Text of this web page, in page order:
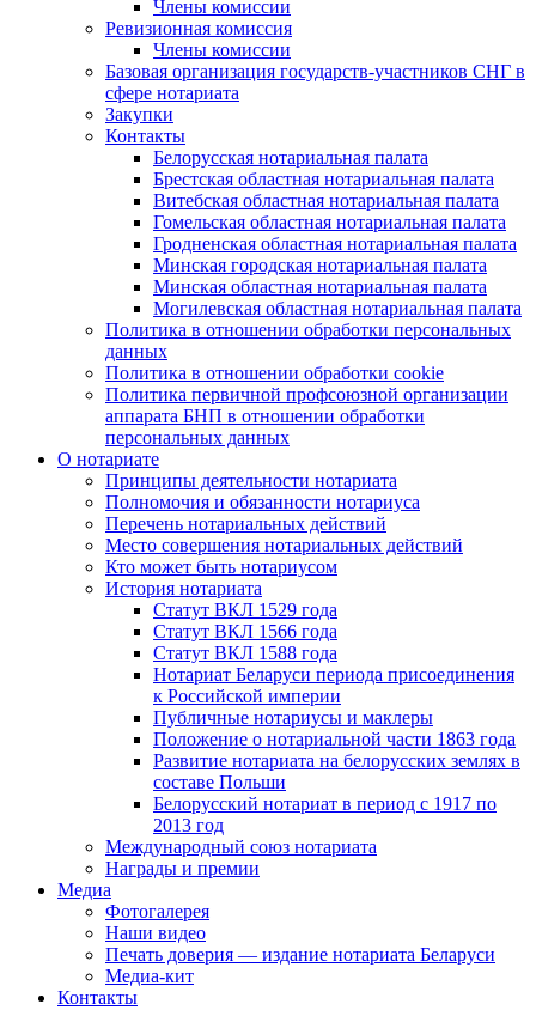
Члены комиссии
Ревизионная комиссия
Члены комиссии
Базовая организация государств-участников СНГ в
сфере нотариата
Закупки
Контакты
Белорусская нотариальная палата
Брестская областная нотариальная палата
Витебская областная нотариальная палата
Гомельская областная нотариальная палата
Гродненская областная нотариальная палата
Минская городская нотариальная палата
Минская областная нотариальная палата
Могилевская областная нотариальная палата
Политика в отношении обработки персональных
данных
Политика в отношении обработки cookie
Политика первичной профсоюзной организации
аппарата БНП в отношении обработки
персональных данных
О нотариате
Принципы деятельности нотариата
Полномочия и обязанности нотариуса
Перечень нотариальных действий
Место совершения нотариальных действий
Кто может быть нотариусом
История нотариата
Статут ВКЛ 1529 года
Статут ВКЛ 1566 года
Статут ВКЛ 1588 года
Нотариат Беларуси периода присоединения
к Российской империи
Публичные нотариусы и маклеры
Положение о нотариальной части 1863 года
Развитие нотариата на белорусских землях в
составе Польши
Белорусский нотариат в период с 1917 по
2013 год
Международный союз нотариата
Награды и премии
Медиа
Фотогалерея
Наши видео
Печать доверия — издание нотариата Беларуси
Медиа-кит
Контакты